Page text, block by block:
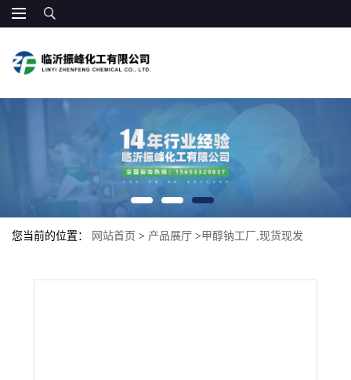
您当前的位置： 网站首页 > 产品展厅 >甲醇钠工厂,现货现发